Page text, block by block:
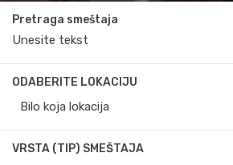
Pretraga smeštaja
ODABERITE LOKACIJU
Bilo koja lokacija
VRSTA (TIP) SMEŠTAJA